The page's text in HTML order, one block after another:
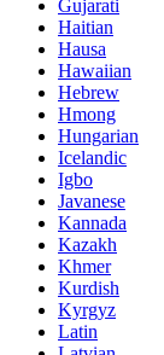
Gujarati
Haitian
Hausa
Hawaiian
Hebrew
Hmong
Hungarian
Icelandic
Igbo
Javanese
Kannada
Kazakh
Khmer
Kurdish
Kyrgyz
Latin